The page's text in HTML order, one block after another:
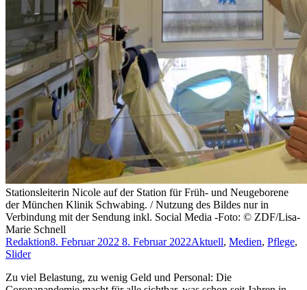
Stationsleiterin Nicole auf der Station für Früh- und Neugeborene
der München Klinik Schwabing. / Nutzung des Bildes nur in
Verbindung mit der Sendung inkl. Social Media -Foto: © ZDF/Lisa-
Marie Schnell
Redaktion8. Februar 2022 8. Februar 2022Aktuell, Medien, Pflege,
Slider
Zu viel Belastung, zu wenig Geld und Personal: Die